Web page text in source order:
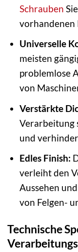
Schrauben
vorhandenen
Universelle
meisten
problemlose
von
Verstärkte
Verarbeitung
und
Edles Finish:
verleiht den
Aussehen
von Felgen-
Technische